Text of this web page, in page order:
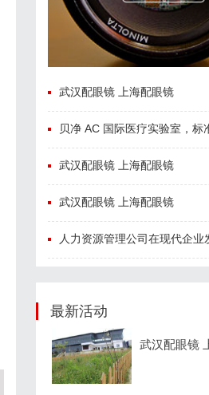
武汉配眼镜 上海配眼镜
贝净 AC 国际医疗实验室，标准化研
武汉配眼镜 上海配眼镜
武汉配眼镜 上海配眼镜
人力资源管理公司在现代企业发展中的关键作用
最新活动
武汉配眼镜